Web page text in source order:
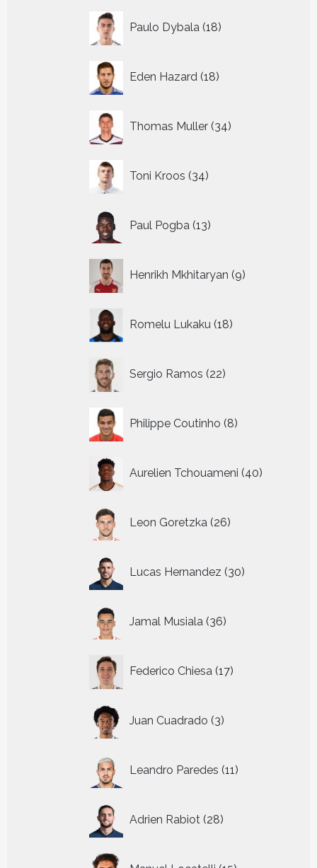
Paulo Dybala 18
producten
Eden Hazard 18
producten
Thomas Muller 34
producten
Toni Kroos 34
producten
Paul Pogba 13
producten
Henrikh Mkhitaryan 9
producten
Romelu Lukaku 18
producten
Sergio Ramos 22
producten
Philippe Coutinho 8
producten
Aurelien Tchouameni 40
producten
Leon Goretzka 26
producten
Lucas Hernandez 30
producten
Jamal Musiala 36
producten
Federico Chiesa 17
producten
Juan Cuadrado 3
producten
Leandro Paredes 11
producten
Adrien Rabiot 28
producten